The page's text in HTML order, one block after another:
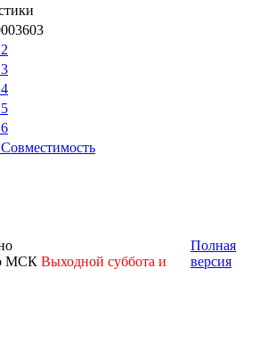
МСК Выходной суббота и
Полная
версия